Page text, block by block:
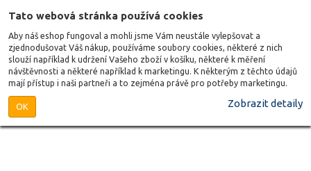
Tato webová stránka používá cookies
Aby náš eshop fungoval a mohli jsme Vám neustále vylepšovat a
zjednodušovat Váš nákup, používáme soubory cookies, některé z nich
slouží například k udržení Vašeho zboží v košíku, některé k měření
návštěvnosti a některé například k marketingu. K některým z těchto údajů
mají přístup i naši partneři a to zejména právě pro potřeby marketingu.
OK Zobrazit detaily